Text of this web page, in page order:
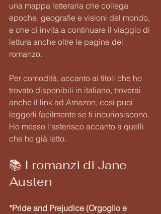
una mappa letteraria che collega
epoche, geografie e visioni del mondo,
e che ci invita a continuare il viaggio di
lettura anche oltre le pagine del
romanzo.
Per comodità, accanto ai titoli che ho
trovato disponibili in italiano, troverai
anche il link ad Amazon, così puoi
leggerli facilmente se ti incuriosiscono.
Ho messo l'asterisco accanto a quelli
che ho già letto.
📚 I romanzi di Jane
Austen
*Pride and Prejudice (Orgoglio e